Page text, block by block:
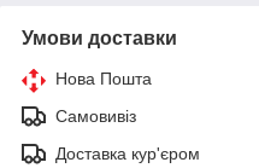
Умови доставки
Нова Пошта
Самовивіз
Доставка кур'єром